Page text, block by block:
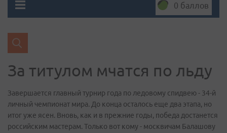
0 баллов
За титулом мчатся по льду
Завершается главный турнир года по ледовому спидвею - 34-й
личный чемпионат мира. До конца осталось еще два этапа, но
итог уже ясен. Вновь, как и в прежние годы, победа достанется
российским мастерам. Только вот кому - москвичам Балашову